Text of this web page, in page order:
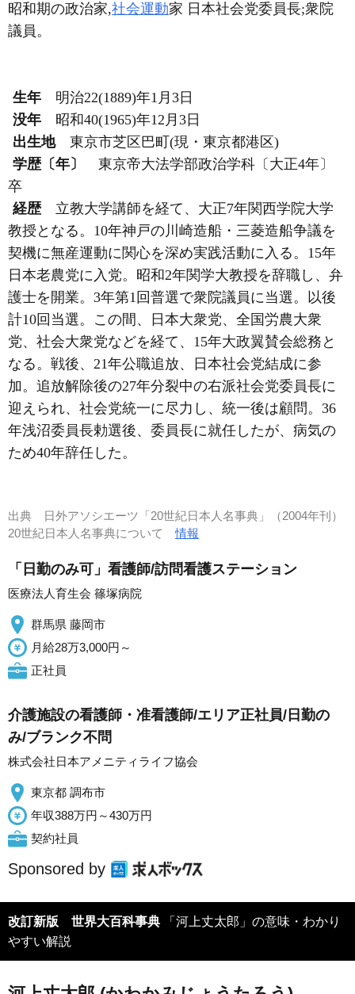
昭和期の政治家,社会運動家 日本社会党委員長;衆院
議員。
生年
明治22(1889)年1月3日
没年
昭和40(1965)年12月3日
出生地
東京市芝区巴町(現・東京都港区)
学歴〔年〕
東京帝大法学部政治学科〔大正4年〕
卒
経歴
立教大学講師を経て、大正7年関西学院大学
教授となる。10年神戸の川崎造船・三菱造船争議を
契機に無産運動に関心を深め実践活動に入る。15年
日本老農党に入党。昭和2年関学大教授を辞職し、弁
護士を開業。3年第1回普選で衆院議員に当選。以後
計10回当選。この間、日本大衆党、全国労農大衆
党、社会大衆党などを経て、15年大政翼賛会総務と
なる。戦後、21年公職追放、日本社会党結成に参
加。追放解除後の27年分裂中の右派社会党委員長に
迎えられ、社会党統一に尽力し、統一後は顧問。36
年浅沼委員長勅選後、委員長に就任したが、病気の
ため40年辞任した。
出典
日外アソシエーツ「20世紀日本人名事典」（2004年刊）
20世紀日本人名事典について情報
「日勤のみ可」看護師/訪問看護ステーション
医療法人育生会 篠塚病院
群馬県 藤岡市
月給28万3,000円～
正社員
介護施設の看護師・准看護師/エリア正社員/日勤の
み/ブランク不問
株式会社日本アメニティライフ協会
東京都 調布市
年収388万円～430万円
契約社員
Sponsored by
改訂新版 世界大百科事典 「河上丈太郎」の意味・わかり
やすい解説